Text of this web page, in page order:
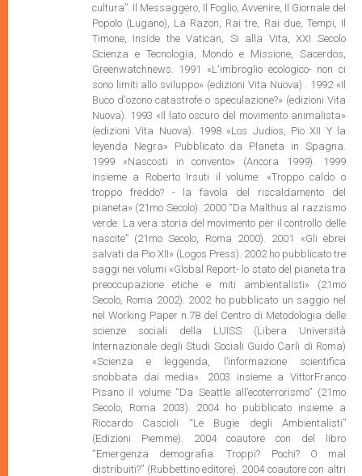
cultura”. Il Messaggero, Il Foglio, Avvenire, Il Giornale del
Popolo (Lugano), La Razon, Rai tre, Rai due, Tempi, Il
Timone, Inside the Vatican, Si alla Vita, XXI Secolo
Scienza e Tecnologia, Mondo e Missione, Sacerdos,
Greenwatchnews. 1991 «L'imbroglio ecologico- non ci
sono limiti allo sviluppo» (edizioni Vita Nuova) . 1992 «Il
Buco d'ozono catastrofe o speculazione?» (edizioni Vita
Nuova). 1993 «Il lato oscuro del movimento animalista»
(edizioni Vita Nuova). 1998 «Los Judios, Pio XII Y la
leyenda Negra» Pubblicato da Planeta in Spagna.
1999 «Nascosti in convento» (Ancora 1999). 1999
insieme a Roberto Irsuti il volume: «Troppo caldo o
troppo freddo? - la favola del riscaldamento del
pianeta» (21mo Secolo). 2000 “Da Malthus al razzismo
verde. La vera storia del movimento per il controllo delle
nascite” (21mo Secolo, Roma 2000). 2001 «Gli ebrei
salvati da Pio XII» (Logos Press). 2002 ho pubblicato tre
saggi nei volumi «Global Report- lo stato del pianeta tra
preoccupazione etiche e miti ambientalisti» (21mo
Secolo, Roma 2002). 2002 ho pubblicato un saggio nel
nel Working Paper n.78 del Centro di Metodologia delle
scienze sociali della LUISS (Libera Università
Internazionale degli Studi Sociali Guido Carli di Roma)
«Scienza e leggenda, l’informazione scientifica
snobbata dai media». 2003 insieme a VittorFranco
Pisano il volume “Da Seattle all’ecoterrorismo” (21mo
Secolo, Roma 2003). 2004 ho pubblicato insieme a
Riccardo Cascioli “Le Bugie degli Ambientalisti”
(Edizioni Piemme). 2004 coautore con del libro
“Emergenza demografia. Troppi? Pochi? O mal
distribuiti?” (Rubbettino editore). 2004 coautore con altri